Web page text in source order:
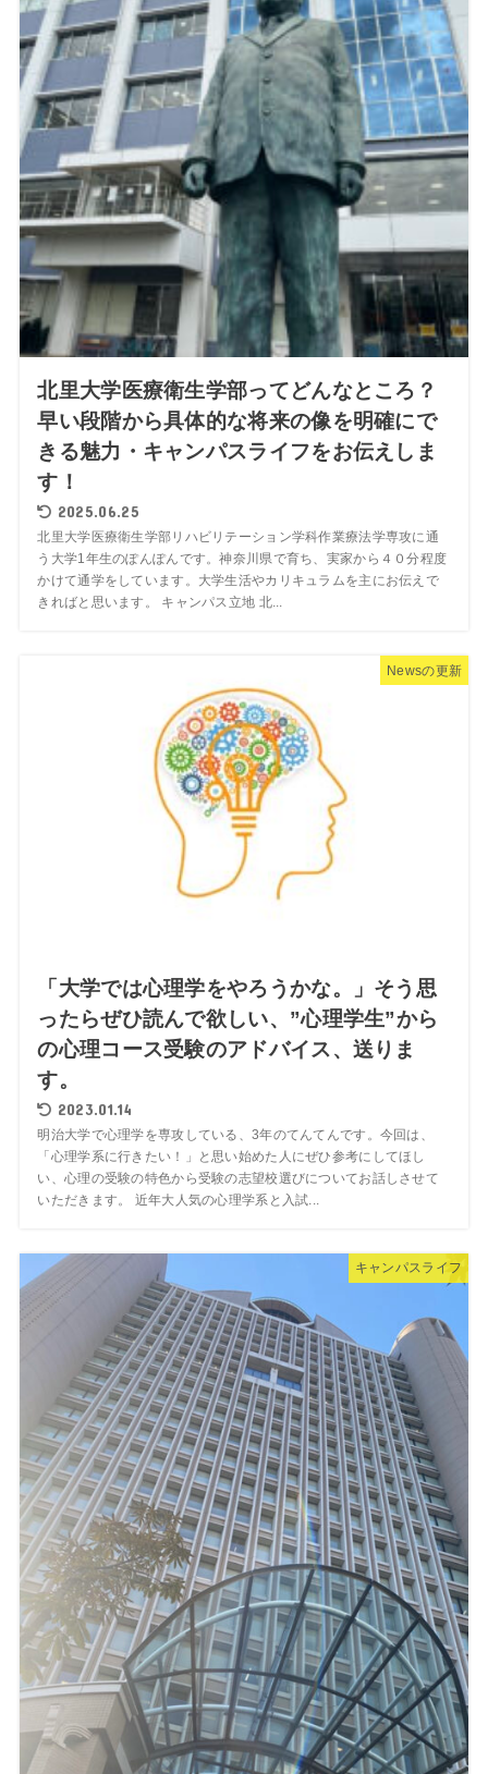
北里大学医療衛生学部ってどんなところ？
早い段階から具体的な将来の像を明確にで
きる魅力・キャンパスライフをお伝えしま
す！
2025.06.25
北里大学医療衛生学部リハビリテーション学科作業療法学専攻に通
う大学1年生のぽんぽんです。神奈川県で育ち、実家から４０分程度
かけて通学をしています。大学生活やカリキュラムを主にお伝えで
きればと思います。 キャンパス立地 北...
Newsの更新
「大学では心理学をやろうかな。」そう思
ったらぜひ読んで欲しい、”心理学生”から
の心理コース受験のアドバイス、送りま
す。
2023.01.14
明治大学で心理学を専攻している、3年のてんてんです。今回は、
「心理学系に行きたい！」と思い始めた人にぜひ参考にしてほし
い、心理の受験の特色から受験の志望校選びについてお話しさせて
いただきます。 近年大人気の心理学系と入試...
キャンパスライフ